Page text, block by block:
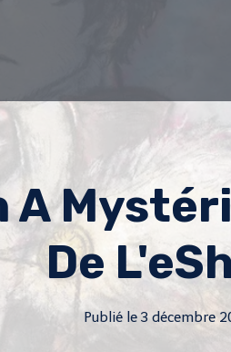
A
De
Publié le 3 décembre